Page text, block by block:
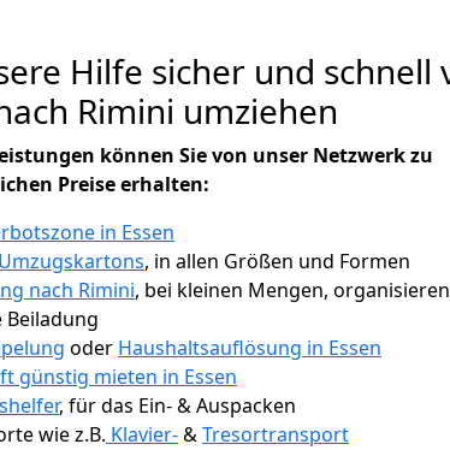
Hilfe sicher und schnell
Rimini umziehen
können Sie von unser Netzwerk zu
Preise erhalten:
in Essen
Umzugskartons, in allen Größen und Formen
nach Rimini, bei kleinen Mengen,
Beiladung
oder Haushaltsauflösung in Essen
günstig mieten in Essen
, für das Ein- & Auspacken
wie z.B. Klavier-&Tresortransport